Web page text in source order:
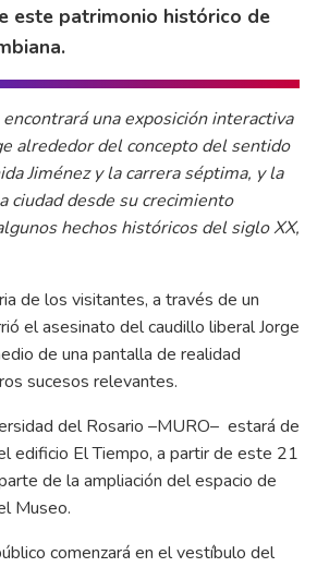
este patrimonio histórico de
una exposición interactiva
alrededor del concepto del sentido
Jiménez y la carrera séptima, y la
ciudad desde su crecimiento
hechos históricos del siglo XX,
de los visitantes, a través de un
el asesinato del caudillo liberal Jorge
de una pantalla de realidad
sucesos relevantes.
del Rosario –MURO– estará de
edificio El Tiempo, a partir de este 21
de la ampliación del espacio de
Museo.
comenzará en el vestíbulo del